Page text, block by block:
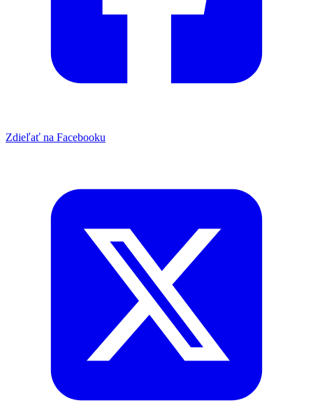
Zdieľať na Facebooku